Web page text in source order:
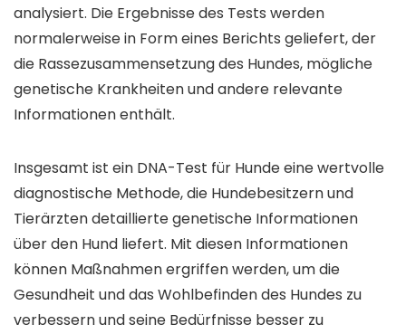
analysiert. Die Ergebnisse des Tests werden
normalerweise in Form eines Berichts geliefert, der
die Rassezusammensetzung des Hundes, mögliche
genetische Krankheiten und andere relevante
Informationen enthält.
Insgesamt ist ein DNA-Test für Hunde eine wertvolle
diagnostische Methode, die Hundebesitzern und
Tierärzten detaillierte genetische Informationen
über den Hund liefert. Mit diesen Informationen
können Maßnahmen ergriffen werden, um die
Gesundheit und das Wohlbefinden des Hundes zu
verbessern und seine Bedürfnisse besser zu